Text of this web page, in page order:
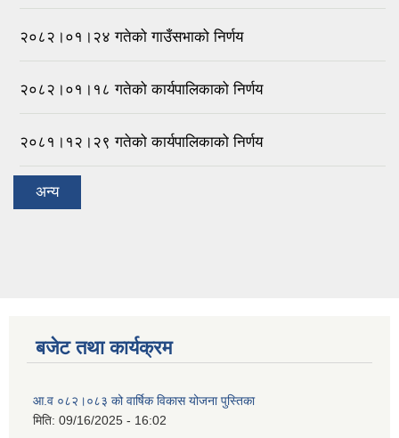
२०८२।०१।२४ गतेको गाउँसभाको निर्णय
२०८२।०१।१८ गतेको कार्यपालिकाको निर्णय
२०८१।१२।२९ गतेको कार्यपालिकाको निर्णय
अन्य
बजेट तथा कार्यक्रम
आ.व ०८२।०८३ को वार्षिक विकास योजना पुस्तिका
मिति: 09/16/2025 - 16:02